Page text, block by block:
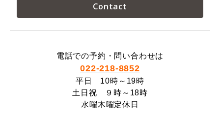
電話での予約・問い合わせは
022-218-8852
平日 10時～19時
土日祝 ９時～18時
水曜木曜定休日